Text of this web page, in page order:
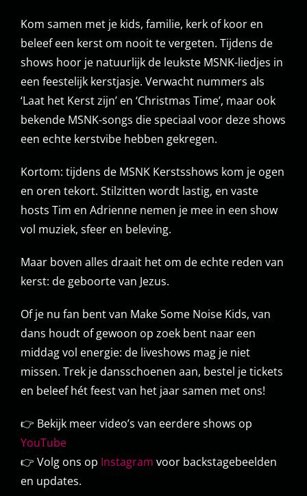
Kom samen met je kids, familie, kerk of koor en
beleef een kerst om nooit te vergeten. Tijdens de
shows hoor je natuurlijk de leukste MSNK-liedjes in
een feestelijk kerstjasje. Verwacht nummers als
‘Laat het Kerst zijn’ en ‘Christmas Time’, maar ook
bekende MSNK-songs die speciaal voor deze shows
een echte kerstvibe hebben gekregen.
Kortom: tijdens de MSNK Kerstsshows kom je ogen
en oren tekort. Stilzitten wordt lastig, en vaste
hosts Tim en Adrienne nemen je mee in een show
vol muziek, sfeer en beleving.
Maar boven alles draait het om de echte reden van
kerst: de geboorte van Jezus.
Of je nu fan bent van Make Some Noise Kids, van
dans houdt of gewoon op zoek bent naar een
middag vol energie: de liveshows mag je niet
missen. Trek je dansschoenen aan, bestel je tickets
en beleef hét feest van het jaar samen met ons!
👉 Bekijk meer video’s van eerdere shows op
YouTube
👉 Volg ons op Instagram voor backstagebeelden
en updates.